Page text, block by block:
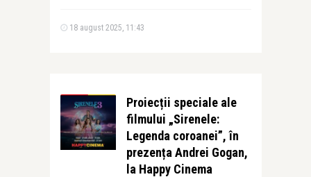
18 august 2025, 11:43
Proiecții speciale ale
filmului „Sirenele:
Legenda coroanei”, în
prezența Andrei Gogan,
la Happy Cinema